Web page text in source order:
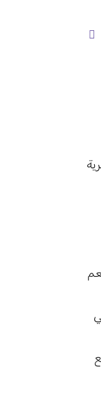
أفضل 18 مطعم